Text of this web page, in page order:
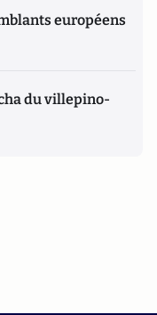
européens
du villepino-